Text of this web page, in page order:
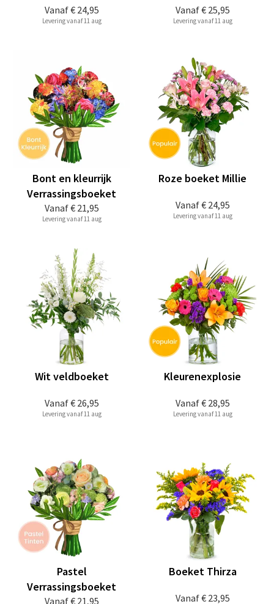
Vanaf€ 24,95
Levering vanaf 11 aug
Vanaf€ 25,95
Levering vanaf 11 aug
Vanaf€ 21,95
Bont en kleurrijk
Verrassingsboeket
Levering vanaf 11 aug
Vanaf€ 24,95
Roze boeket Millie
Levering vanaf 11 aug
Vanaf€ 26,95
Wit veldboeket
Levering vanaf 11 aug
Vanaf€ 28,95
Kleurenexplosie
Levering vanaf 11 aug
Vanaf€ 21,95
Pastel
Verrassingsboeket
Vanaf€ 23,95
Boeket Thirza